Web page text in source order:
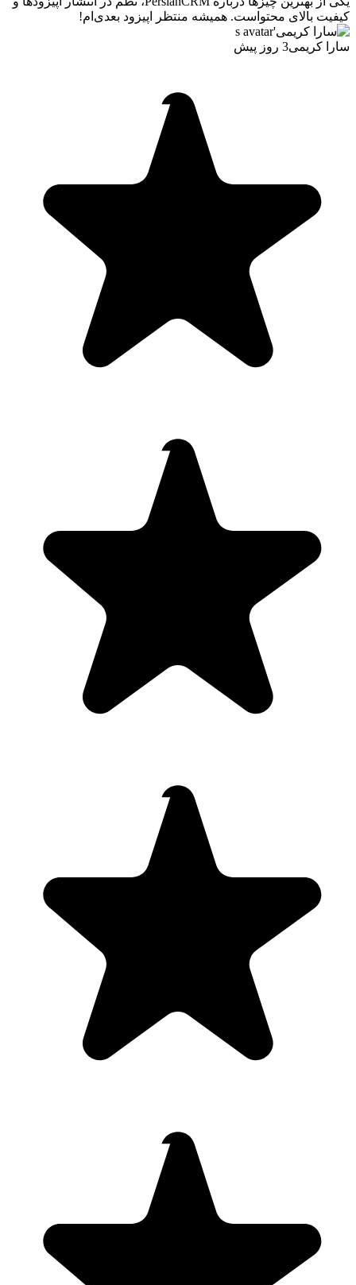
کیفیت بالای محتواست. همیشه منتظر اپیزود بعدی‌ام!
سارا کریمی3 روز پیش